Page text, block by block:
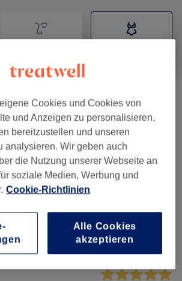
(1) ab 99 €
921 Bewertungen
Cookies und Cookies von
und Anzeigen zu personalisieren,
bereitzustellen und unseren
analysieren. Wir geben auch
die Nutzung unserer Webseite an
soziale Medien, Werbung und
Cookie-Richtlinien
Alle Cookies
akzeptieren